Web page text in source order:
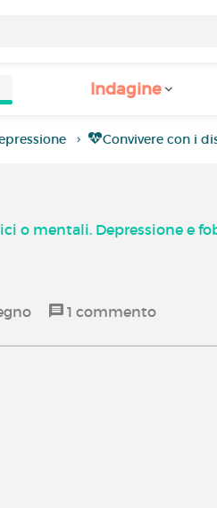
Indagine
Convivere con i
o mentali. Depressione e
1 commento